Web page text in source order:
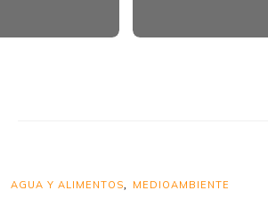
AGUA Y ALIMENTOS MEDIOAMBIENTE